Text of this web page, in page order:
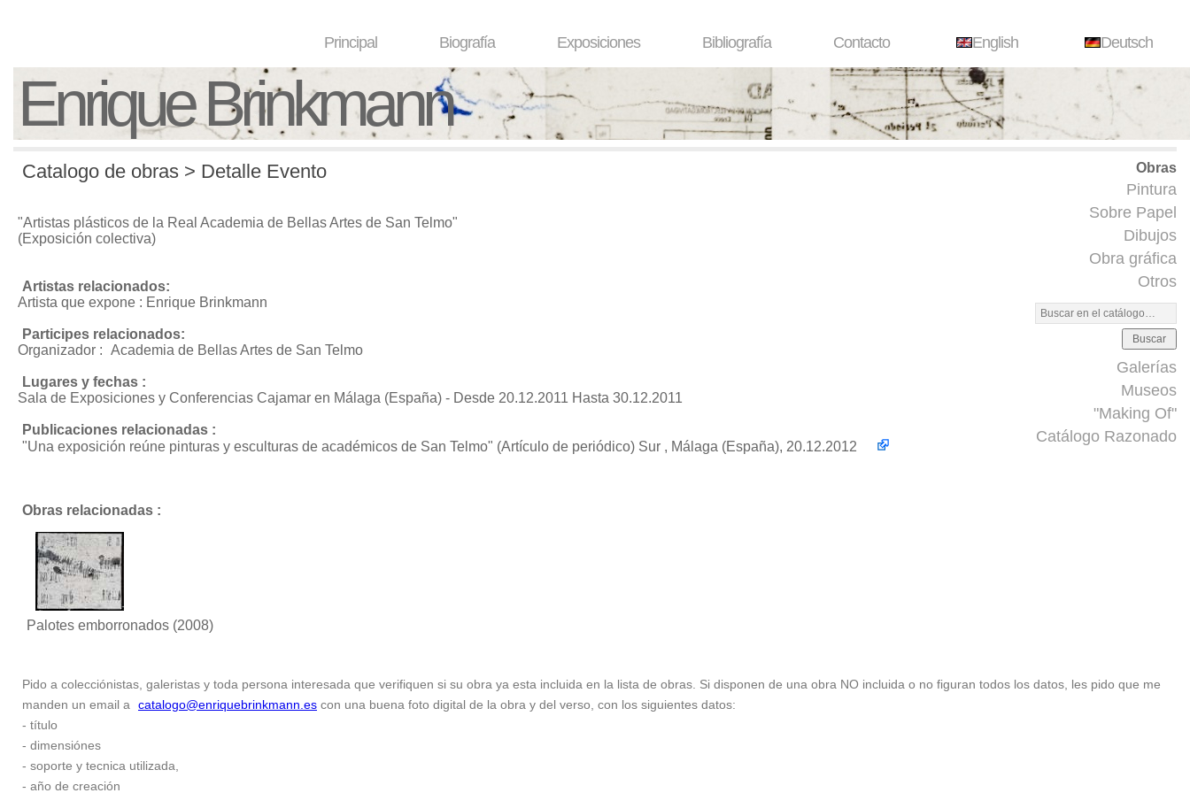
Principal Biografía Exposiciones Bibliografía Contacto English Deutsch
Enrique Brinkmann
Obras
Pintura
Sobre Papel
Dibujos
Obra gráfica
Otros
Buscar
Galerías
Museos
"Making Of"
Catálogo Razonado
Catalogo de obras > Detalle Evento
"Artistas plásticos de la Real Academia de Bellas Artes de San Telmo"
(Exposición colectiva)
Artistas relacionados:
Artista que expone : Enrique Brinkmann
Participes relacionados:
Organizador : Academia de Bellas Artes de San Telmo
Lugares y fechas :
Sala de Exposiciones y Conferencias Cajamar en Málaga (España) - Desde 20.12.2011 Hasta 30.12.2011
Publicaciones relacionadas :
"Una exposición reúne pinturas y esculturas de académicos de San Telmo" (Artículo de periódico) Sur , Málaga (España), 20.12.2012
Obras relacionadas :
Palotes emborronados (2008)
Pido a colecciónistas, galeristas y toda persona interesada que verifiquen si su obra ya esta incluida en la lista de obras. Si disponen de una obra NO incluida o no figuran todos los datos, les pido que me
manden un email a
catalogo@enriquebrinkmann.es con una buena foto digital de la obra y del verso, con los siguientes datos:
- título
- dimensiónes
- soporte y tecnica utilizada,
- año de creación